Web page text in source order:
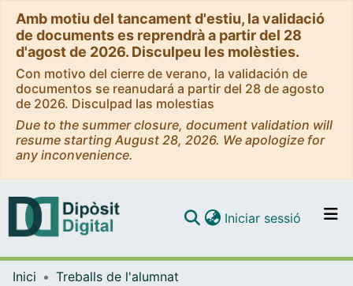
Amb motiu del tancament d'estiu, la validació
de documents es reprendrà a partir del 28
d'agost de 2026. Disculpeu les molèsties.
Con motivo del cierre de verano, la validación de
documentos se reanudará a partir del 28 de agosto
de 2026. Disculpad las molestias
Due to the summer closure, document validation will
resume starting August 28, 2026. We apologize for
any inconvenience.
Navega per tot el DD
Iniciar sessió (current)
Inici
Treballs de l'alumnat